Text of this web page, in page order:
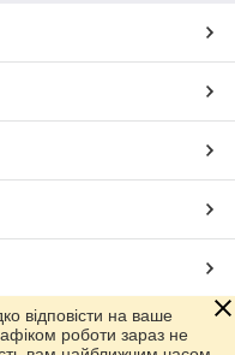
відповісти на ваше
роботи зараз не